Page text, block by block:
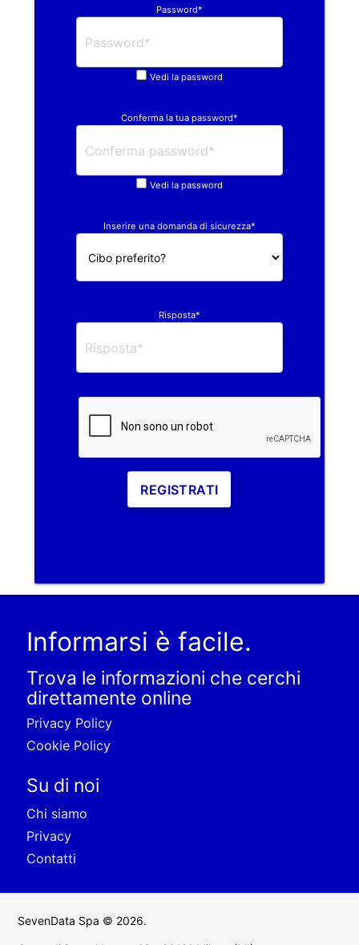
Password*
Vedi la password
Conferma la tua password*
Vedi la password
Inserire una domanda di sicurezza*
Risposta*
REGISTRATI
Informarsi è facile.
Trova le informazioni che cerchi
direttamente online
Privacy Policy
Cookie Policy
Su di noi
Chi siamo
Privacy
Contatti
SevenData Spa © 2026.